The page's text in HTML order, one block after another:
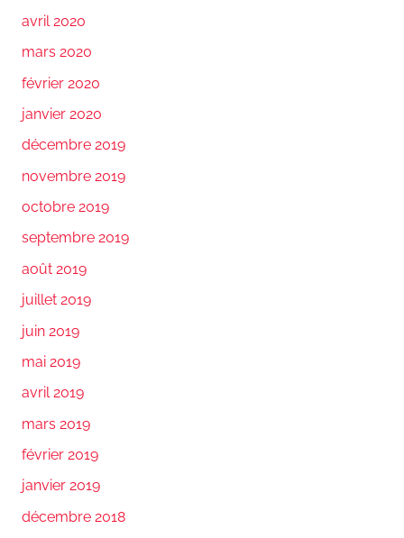
avril 2020
mars 2020
février 2020
janvier 2020
décembre 2019
novembre 2019
octobre 2019
septembre 2019
août 2019
juillet 2019
juin 2019
mai 2019
avril 2019
mars 2019
février 2019
janvier 2019
décembre 2018